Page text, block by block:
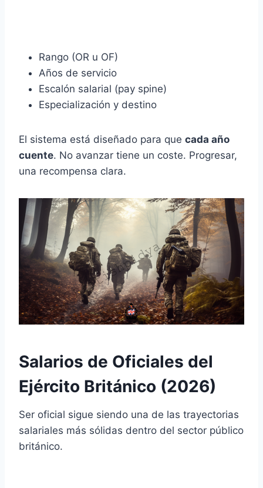
Rango (OR u OF)
Años de servicio
Escalón salarial (pay spine)
Especialización y destino
El sistema está diseñado para que cada año
cuente. No avanzar tiene un coste. Progresar,
una recompensa clara.
Salarios de Oficiales del
Ejército Británico (2026)
Ser oficial sigue siendo una de las trayectorias
salariales más sólidas dentro del sector público
británico.